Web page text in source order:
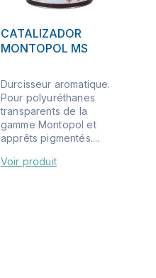
CATALIZADOR
MONTOPOL MS
Durcisseur aromatique.
Pour polyuréthanes
transparents de la
gamme Montopol et
apprêts pigmentés....
Voir produit